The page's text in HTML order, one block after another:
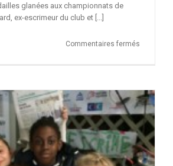
glanées aux championnats de
ex-escrimeur du club et [...]
Commentaires fermés
visite